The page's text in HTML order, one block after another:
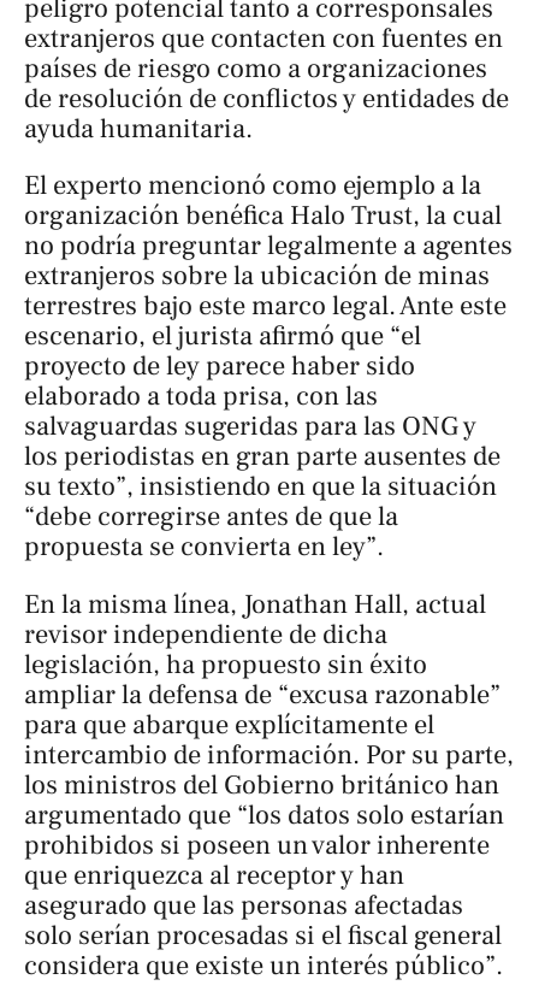
peligro potencial tanto a corresponsales
extranjeros que contacten con fuentes en
países de riesgo como a organizaciones
de resolución de conflictos y entidades de
ayuda humanitaria.
El experto mencionó como ejemplo a la
organización benéfica Halo Trust, la cual
no podría preguntar legalmente a agentes
extranjeros sobre la ubicación de minas
terrestres bajo este marco legal. Ante este
escenario, el jurista afirmó que “el
proyecto de ley parece haber sido
elaborado a toda prisa, con las
salvaguardas sugeridas para las ONG y
los periodistas en gran parte ausentes de
su texto”, insistiendo en que la situación
“debe corregirse antes de que la
propuesta se convierta en ley”.
En la misma línea, Jonathan Hall, actual
revisor independiente de dicha
legislación, ha propuesto sin éxito
ampliar la defensa de “excusa razonable”
para que abarque explícitamente el
intercambio de información. Por su parte,
los ministros del Gobierno británico han
argumentado que “los datos solo estarían
prohibidos si poseen un valor inherente
que enriquezca al receptor y han
asegurado que las personas afectadas
solo serían procesadas si el fiscal general
considera que existe un interés público”.